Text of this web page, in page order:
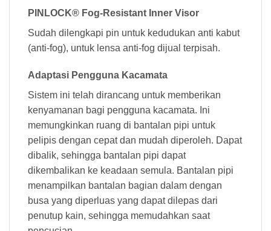
PINLOCK® Fog-Resistant Inner Visor
Sudah dilengkapi pin untuk kedudukan anti kabut
(anti-fog), untuk lensa anti-fog dijual terpisah.
Adaptasi Pengguna Kacamata
Sistem ini telah dirancang untuk memberikan
kenyamanan bagi pengguna kacamata. Ini
memungkinkan ruang di bantalan pipi untuk
pelipis dengan cepat dan mudah diperoleh. Dapat
dibalik, sehingga bantalan pipi dapat
dikembalikan ke keadaan semula. Bantalan pipi
menampilkan bantalan bagian dalam dengan
busa yang diperluas yang dapat dilepas dari
penutup kain, sehingga memudahkan saat